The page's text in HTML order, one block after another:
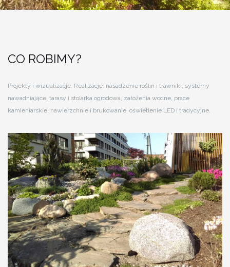
CO ROBIMY?
Projekty i wizualizacje. Realizacje: nasadzenie roślin i trawniki, systemy
nawadniające, tarasy i stolarka ogrodowa, założenia wodne, prace
kamieniarskie, nawierzchnie i brukowanie, oświetlenie LED i tradycyjne.